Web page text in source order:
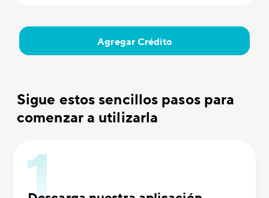
Agregar Crédito
Sigue estos sencillos pasos para
comenzar a utilizarla